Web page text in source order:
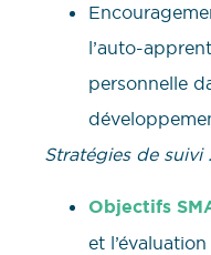
l’auto-
personnelle
Stratégies de suivi :
Objectifs
et